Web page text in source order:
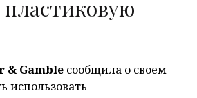
пластиковую
& Gamble сообщила о своем
использовать